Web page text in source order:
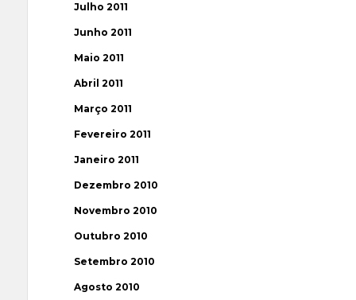
Julho 2011
Junho 2011
Maio 2011
Abril 2011
Março 2011
Fevereiro 2011
Janeiro 2011
Dezembro 2010
Novembro 2010
Outubro 2010
Setembro 2010
Agosto 2010